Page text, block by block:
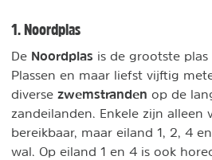
1. Noordplas
De Noordplas is de grootste plas
Plassen en maar liefst vijftig
diverse zwemstranden op de
zandeilanden. Enkele zijn alleen
bereikbaar, maar eiland 1, 2, 4
wal. Op eiland 1 en 4 is ook